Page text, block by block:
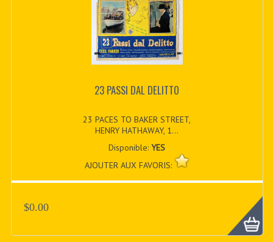
23 PASSI DAL DELITTO
23 PACES TO BAKER STREET,
HENRY HATHAWAY, 1...
Disponible:YES
AJOUTER AUX FAVORIS:
$0.00